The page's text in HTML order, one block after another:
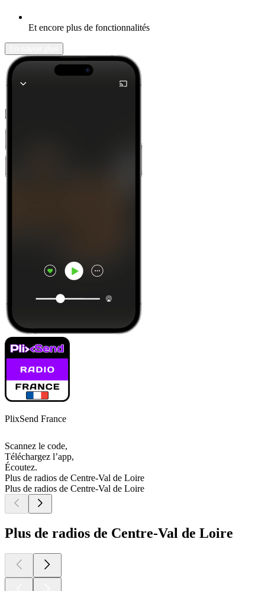
Et encore plus de fonctionnalités
PlixSend France
Scannez le code,
Téléchargez l’app,
Écoutez.
Plus de radios de Centre-Val de Loire
Plus de radios de Centre-Val de Loire
Plus de radios de Centre-Val de Loire